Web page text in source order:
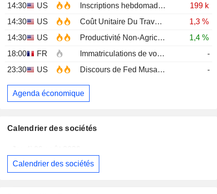
14:30
US Inscriptions hebdomadaires au chômage
199 k
14:30
US Coût Unitaire Du Travail (Trimestriel)Prél
1,3 %
14:30
US Productivité Non-Agricole (Trimestriel) Prél
1,4 %
18:00
FR Immatriculations de voitures neuves (annuelles)
-
23:30
US Discours de Fed Musalem -
Agenda économique
Calendrier des sociétés
MAUREL
Calendrier des sociétés